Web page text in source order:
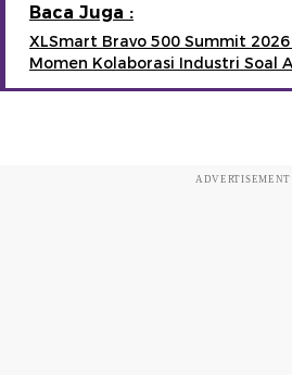
Baca Juga :
XLSmart Bravo 500 Summit
Momen Kolaborasi Industri Soal
ADVERTISEMENT